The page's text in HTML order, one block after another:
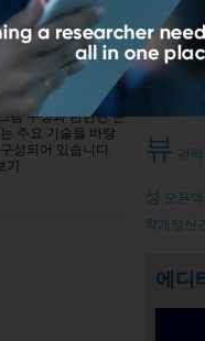
덧글남기기
템 구성과 관련된 논
주요 기술을 바탕
성되어 있습니다.
기
뷰 경
성 오픈
학계정신
에디